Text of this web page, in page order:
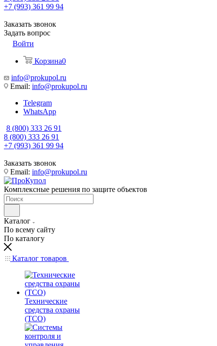
+7 (993) 361 99 94
Заказать звонок
Задать вопрос
Войти
Корзина0
info@prokupol.ru
Email: info@prokupol.ru
Telegram
WhatsApp
8 (800) 333 26 91
8 (800) 333 26 91
+7 (993) 361 99 94
Заказать звонок
Email: info@prokupol.ru
Комплексные решения по защите объектов
Каталог
По всему сайту
По каталогу
Каталог товаров
Технические
средства охраны
(ТСО)